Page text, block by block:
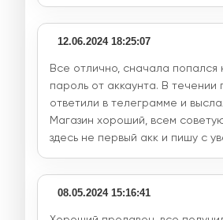
12.06.2024 18:25:07
Все отлично, сначала попался
пароль от аккаунта. В течении
ответили в телеграмме и
Магазин хороший, всем
здесь не первый акк и пишу с
08.05.2024 15:16:41